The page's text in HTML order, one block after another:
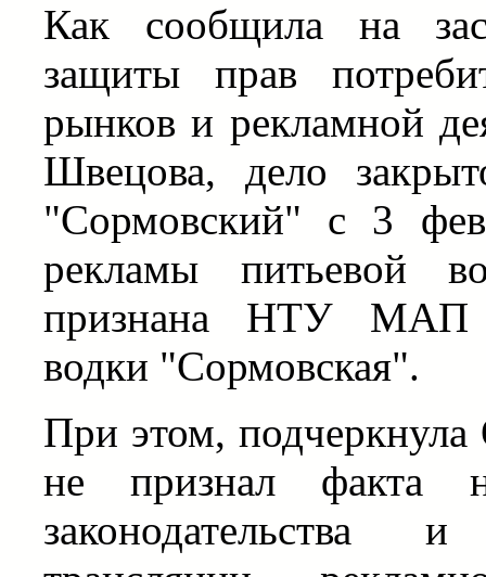
Как сообщила на
защиты прав
рынков и рекламной
Швецова, дело
"Сормовский" с 3
рекламы питьевой
признана НТУ МАП
водки "Сормовская".
При этом,
не признал факта
законодательства